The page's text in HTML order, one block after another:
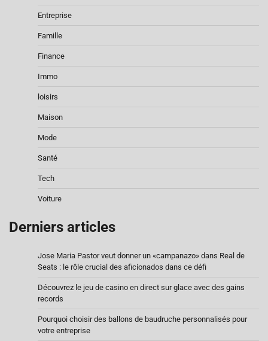
Entreprise
Famille
Finance
Immo
loisirs
Maison
Mode
Santé
Tech
Voiture
Derniers articles
Jose Maria Pastor veut donner un «campanazo» dans Real de
Seats : le rôle crucial des aficionados dans ce défi
Découvrez le jeu de casino en direct sur glace avec des gains
records
Pourquoi choisir des ballons de baudruche personnalisés pour
votre entreprise